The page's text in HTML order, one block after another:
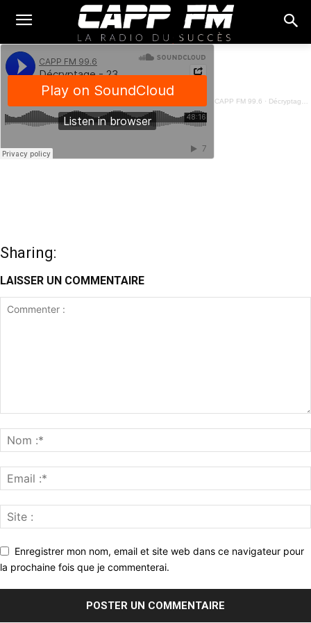
CAPP FM 99.6 · Décryptage - 23 Juin 2025
Sharing:
LAISSER UN COMMENTAIRE
Enregistrer mon nom, email et site web dans ce navigateur pour
la prochaine fois que je commenterai.